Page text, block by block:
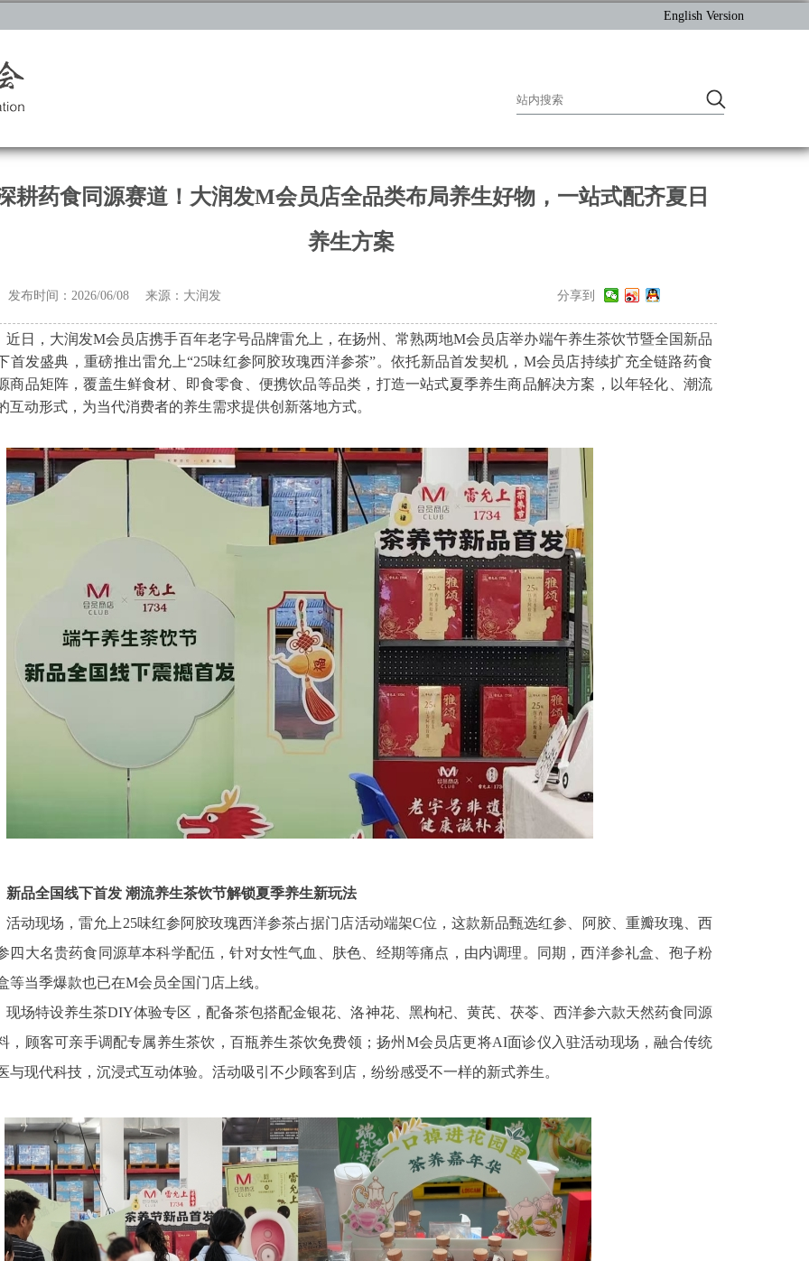
English Version
耕药食同源赛道！大润发M会员店全品类布局养生好物，一站式配齐夏日
养生方案
发布时间：2026/06/08 来源：大润发 分享到
近日，大润发M会员店携手百年老字号品牌雷允上，在扬州、常熟两地M会员店举办端午养生茶饮节暨全国新品
首发盛典，重磅推出雷允上“25味红参阿胶玫瑰西洋参茶”。依托新品首发契机，M会员店持续扩充全链路药食
商品矩阵，覆盖生鲜食材、即食零食、便携饮品等品类，打造一站式夏季养生商品解决方案，以年轻化、潮流
互动形式，为当代消费者的养生需求提供创新落地方式。
新品全国线下首发 潮流养生茶饮节解锁夏季养生新玩法
活动现场，雷允上25味红参阿胶玫瑰西洋参茶占据门店活动端架C位，这款新品甄选红参、阿胶、重瓣玫瑰、西
四大名贵药食同源草本科学配伍，针对女性气血、肤色、经期等痛点，由内调理。同期，西洋参礼盒、孢子粉
等当季爆款也已在M会员全国门店上线。
现场特设养生茶DIY体验专区，配备茶包搭配金银花、洛神花、黑枸杞、黄芪、茯苓、西洋参六款天然药食同源
，顾客可亲手调配专属养生茶饮，百瓶养生茶饮免费领；扬州M会员店更将AI面诊仪入驻活动现场，融合传统
与现代科技，沉浸式互动体验。活动吸引不少顾客到店，纷纷感受不一样的新式养生。